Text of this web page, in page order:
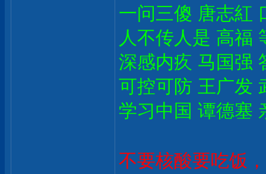
一问三傻 唐志紅
人不传人是 高福
深感内疚 马国强
可控可防 王广发
学习中国 谭德塞
不要核酸要吃饭